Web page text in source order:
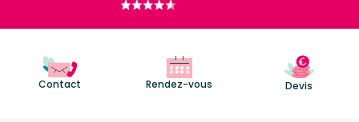
Contact Rendez-vous Devis